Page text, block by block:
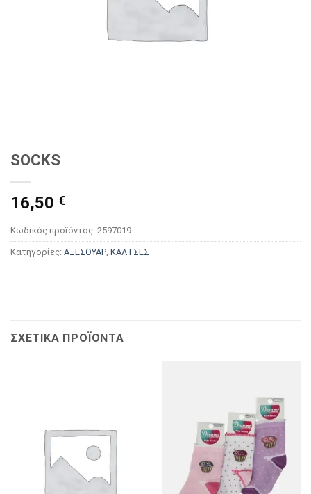
SOCKS
16,50 €
Κωδικός προϊόντος: 2597019
Κατηγορίες: ΑΞΕΣΟΥΑΡ, ΚΑΛΤΣΕΣ
ΣΧΕΤΙΚΆ ΠΡΟΪΌΝΤΑ